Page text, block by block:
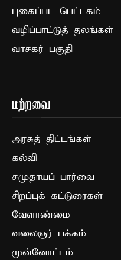
புகைப்பட பெட்டகம்
வழிப்பாட்டுத் தலங்கள்
வாசகர் பகுதி
மற்றவை
அரசுத் திட்டங்கள்
கல்வி
சமுதாயப் பார்வை
சிறப்புக் கட்டுரைகள்
வேளாண்மை
வலைஞர் பக்கம்
முன்னோட்டம்